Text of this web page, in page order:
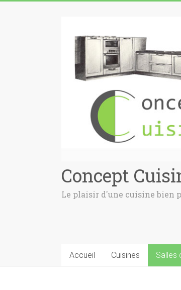
Concept
Le plaisir d'une cuisine bien
Accueil Cuisines Salles